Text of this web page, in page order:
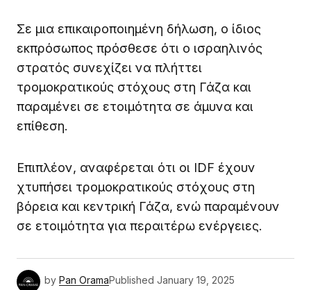
Σε μια επικαιροποιημένη δήλωση, ο ίδιος
εκπρόσωπος πρόσθεσε ότι ο ισραηλινός
στρατός συνεχίζει να πλήττει
τρομοκρατικούς στόχους στη Γάζα και
παραμένει σε ετοιμότητα σε άμυνα και
επίθεση.
Επιπλέον, αναφέρεται ότι οι IDF έχουν
χτυπήσει τρομοκρατικούς στόχους στη
βόρεια και κεντρική Γάζα, ενώ παραμένουν
σε ετοιμότητα για περαιτέρω ενέργειες.
by Pan OramaPublished January 19, 2025